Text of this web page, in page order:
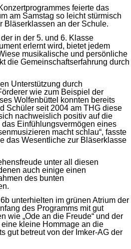
feierte das
am Samstag so leicht stürmisch
Bläserklassen an der Schule.
in der 5. und 6. Klasse
erlernt wird, bietet jedem
musikalische und persönliche
die Gemeinschaftserfahrung durch
Unterstützung durch
wie zum Beispiel der
Wolfenbüttel konnten bereits
Schüler seit 2004 am THG diese
nachweislich positiv auf die
Einfühlungsvermögen eines
macht schlau“, fasste
das Wesentliche zur Bläserklasse
unter all diesen
auch einige einen
des bunten
unterhielten im grünen Atrium der
des Programms mit gut
wie „Ode an die Freude“ und der
kleine Hommage an die
gut betreut von der Imker-AG der